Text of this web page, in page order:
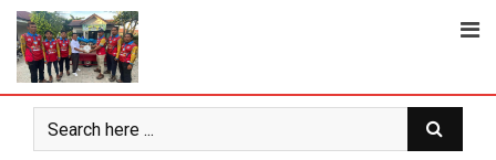
Skip
content